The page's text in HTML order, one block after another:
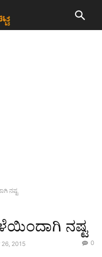
ನಷ್ಟ
ನಷ್ಟ
2015 0